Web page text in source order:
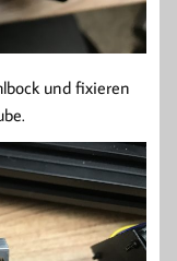
und fixieren